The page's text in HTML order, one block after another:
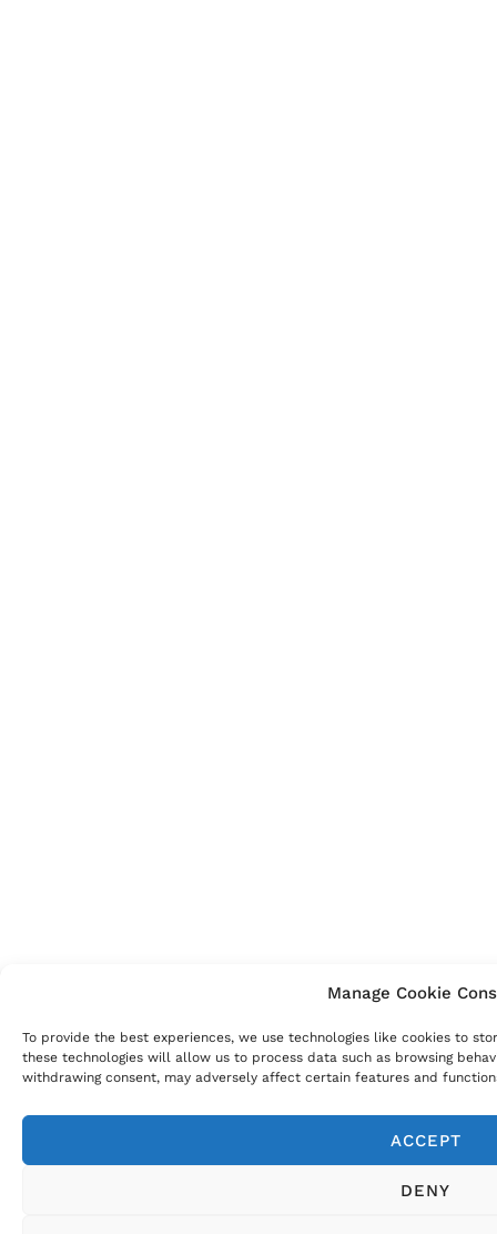
Manage Cookie
To provide the best experiences, we use technologies like cookies to
these technologies will allow us to process data such as browsing
withdrawing consent, may adversely affect certain features and
ACCEPT
DENY